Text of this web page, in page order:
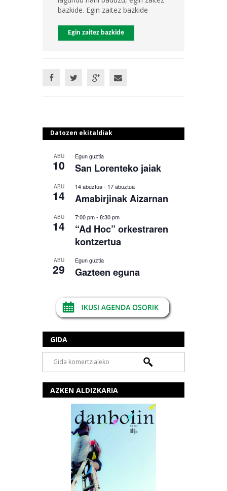
bazkide. Egin zaitez bazkide
Egin zaitez bazkide
Datozen ekitaldiak
ABU
10
Egun guztia
San Lorenteko jaiak
ABU
14
14 abuztua- 17 abuztua
Amabirjinak Aizarnan
ABU
14
7:00 pm- 8:30 pm
“Ad Hoc” orkestraren
kontzertua
ABU
29
Egun guztia
Gazteen eguna
GIDA
AZKEN ALDIZKARIA